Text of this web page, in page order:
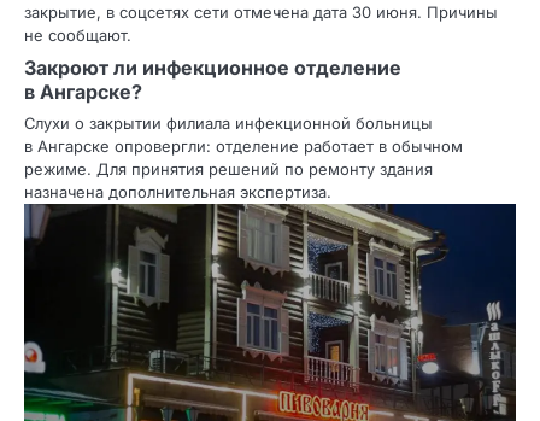
закрытие, в соцсетях сети отмечена дата 30 июня. Причины
не сообщают.
Закроют ли инфекционное отделение
в Ангарске?
Слухи о закрытии филиала инфекционной больницы
в Ангарске опровергли: отделение работает в обычном
режиме. Для принятия решений по ремонту здания
назначена дополнительная экспертиза.